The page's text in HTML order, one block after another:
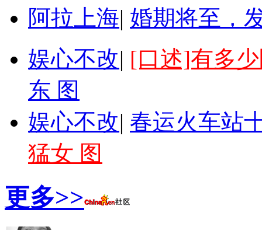
阿拉上海| 婚期将至，
娱心不改| [口述]有多
东 图
娱心不改| 春运火车站
猛女 图
更多>>